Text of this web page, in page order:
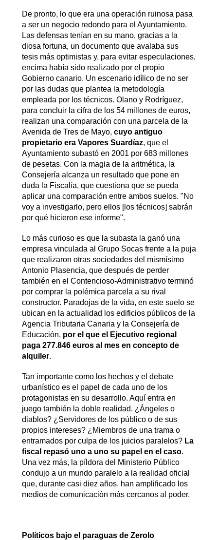
De pronto, lo que era una operación ruinosa pasa
a ser un negocio redondo para el Ayuntamiento.
Las defensas tenían en su mano, gracias a la
diosa fortuna, un documento que avalaba sus
tesis más optimistas y, para evitar especulaciones,
encima había sido realizado por el propio
Gobierno canario. Un escenario idílico de no ser
por las dudas que plantea la metodología
empleada por los técnicos. Olano y Rodríguez,
para concluir la cifra de los 54 millones de euros,
realizan una comparación con una parcela de la
Avenida de Tres de Mayo, cuyo antiguo
propietario era Vapores Suardíaz, que el
Ayuntamiento subastó en 2001 por 683 millones
de pesetas. Con la magia de la aritmética, la
Consejería alcanza un resultado que pone en
duda la Fiscalía, que cuestiona que se pueda
aplicar una comparación entre ambos suelos. "No
voy a investigarlo, pero ellos [los técnicos] sabrán
por qué hicieron ese informe".
Lo más curioso es que la subasta la ganó una
empresa vinculada al Grupo Socas frente a la puja
que realizaron otras sociedades del mismísimo
Antonio Plasencia, que después de perder
también en el Contencioso-Administrativo terminó
por comprar la polémica parcela a su rival
constructor. Paradojas de la vida, en este suelo se
ubican en la actualidad los edificios públicos de la
Agencia Tributaria Canaria y la Consejería de
Educación, por el que el Ejecutivo regional
paga 277.846 euros al mes en concepto de
alquiler.
Tan importante como los hechos y el debate
urbanístico es el papel de cada uno de los
protagonistas en su desarrollo. Aquí entra en
juego también la doble realidad. ¿Ángeles o
diablos? ¿Servidores de los público o de sus
propios intereses? ¿Miembros de una trama o
entramados por culpa de los juicios paralelos? La
fiscal repasó uno a uno su papel en el caso.
Una vez más, la píldora del Ministerio Público
condujo a un mundo paralelo a la realidad oficial
que, durante casi diez años, han amplificado los
medios de comunicación más cercanos al poder.
Políticos bajo el paraguas de Zerolo